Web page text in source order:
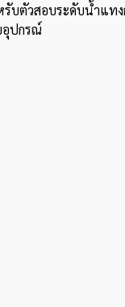
รับตัวสอบระดับน้ำแท
อุปกรณ์